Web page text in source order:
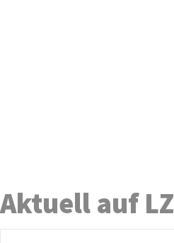
Aktuell auf LZ